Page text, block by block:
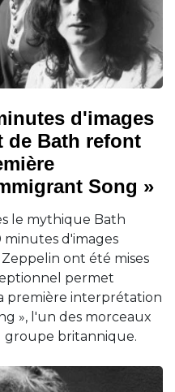
d'images
de Bath refont
Song »
le mythique Bath
minutes d'images
ont été mises
permet
première interprétation
», l'un des morceaux
groupe britannique.